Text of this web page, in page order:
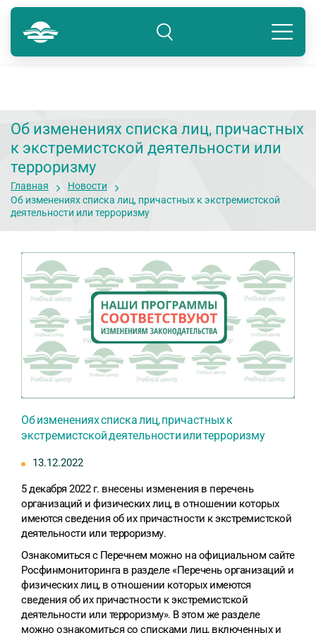
Тюмень
Подразделение: Тюмень
8 800 250-41-22
Об изменениях списка лиц, причастных
к экстремистской деятельности или
терроризму
Главная
Новости
Об изменениях списка лиц, причастных к экстремистской
деятельности или терроризму
Об изменениях списка лиц, причастных к
экстремистской деятельности или терроризму
13.12.2022
5 декабря 2022 г. внесены изменения в перечень
организаций и физических лиц, в отношении которых
имеются сведения об их причастности к экстремистской
деятельности или терроризму.
Ознакомиться с Перечнем можно на официальном сайте
Росфинмониторинга в разделе «Перечень организаций и
физических лиц, в отношении которых имеются
сведения об их причастности к экстремистской
деятельности или терроризму». В этом же разделе
можно ознакомиться со списками лиц, включенных и